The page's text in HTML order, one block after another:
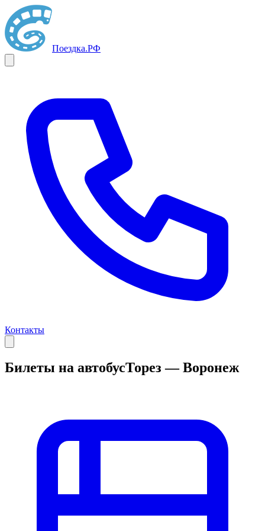
Поездка.РФ
Контакты
Билеты на автобусТорез — Воронеж